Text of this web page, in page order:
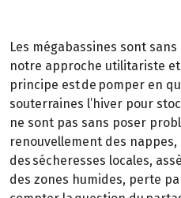
Les mégabassines sont
notre approche utilitariste et
principe est de pomper en
souterraines l’hiver pour
ne sont pas sans poser
renouvellement des nappes,
des sécheresses locales,
des zones humides, perte